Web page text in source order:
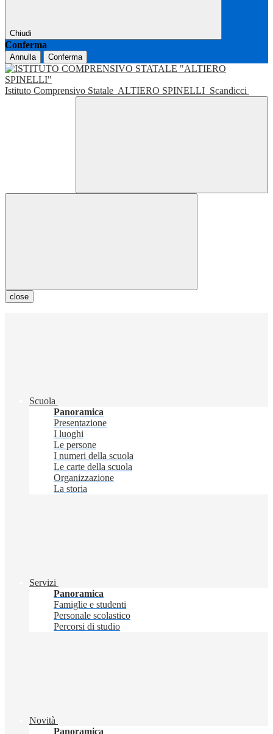
Chiudi
Conferma
Annulla Conferma
Istituto Comprensivo Statale ALTIERO SPINELLI Scandicci
close
Scuola
Panoramica
Presentazione
I luoghi
Le persone
I numeri della scuola
Le carte della scuola
Organizzazione
La storia
Servizi
Panoramica
Famiglie e studenti
Personale scolastico
Percorsi di studio
Novità
Panoramica